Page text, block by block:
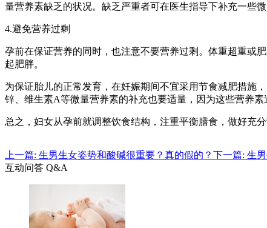
量营养素缺乏的状况。缺乏严重者可在医生指导下补充一些微
4.避免营养过剩
孕前在保证营养的同时，也注意不要营养过剩。体重超重或
起肥胖。
为保证胎儿的正常发育，在妊娠期间不宜采用节食减肥措施
锌、维生素A等微量营养素的补充也要适量，因为这些营养素
总之，妇女从孕前就调整饮食结构，注重平衡膳食，做好充
上一篇: 生男生女姿势和酸碱很重要？真的假的？ 下一篇: 生
互动问答 Q&A